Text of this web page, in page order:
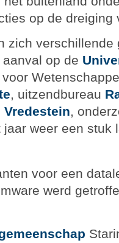
op de dreiging
zich
op de
, uitzendbureau
,
weer een stuk
voor een
werd